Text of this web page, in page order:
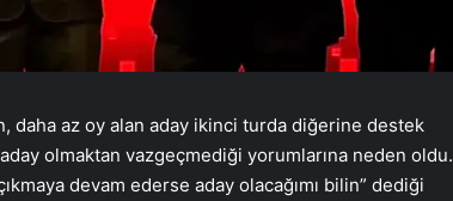
daha az oy alan aday ikinci turda diğerine destek
olmaktan vazgeçmediği yorumlarına neden oldu.
devam ederse aday olacağımı bilin” dediği